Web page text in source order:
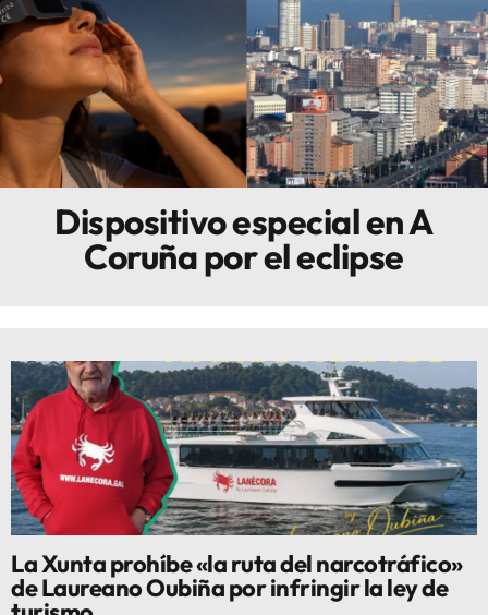
Gastronomía
Escenarios
Sostenibilidad
Innova
Dispositivo especial en A
Coruña por el eclipse
La Xunta prohíbe «la ruta del narcotráfico»
de Laureano Oubiña por infringir la ley de